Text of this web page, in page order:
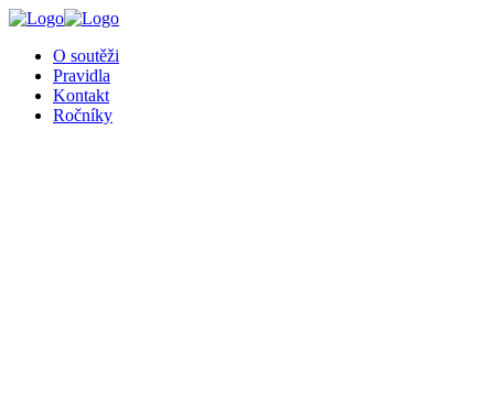
O soutěži
Pravidla
Kontakt
Ročníky